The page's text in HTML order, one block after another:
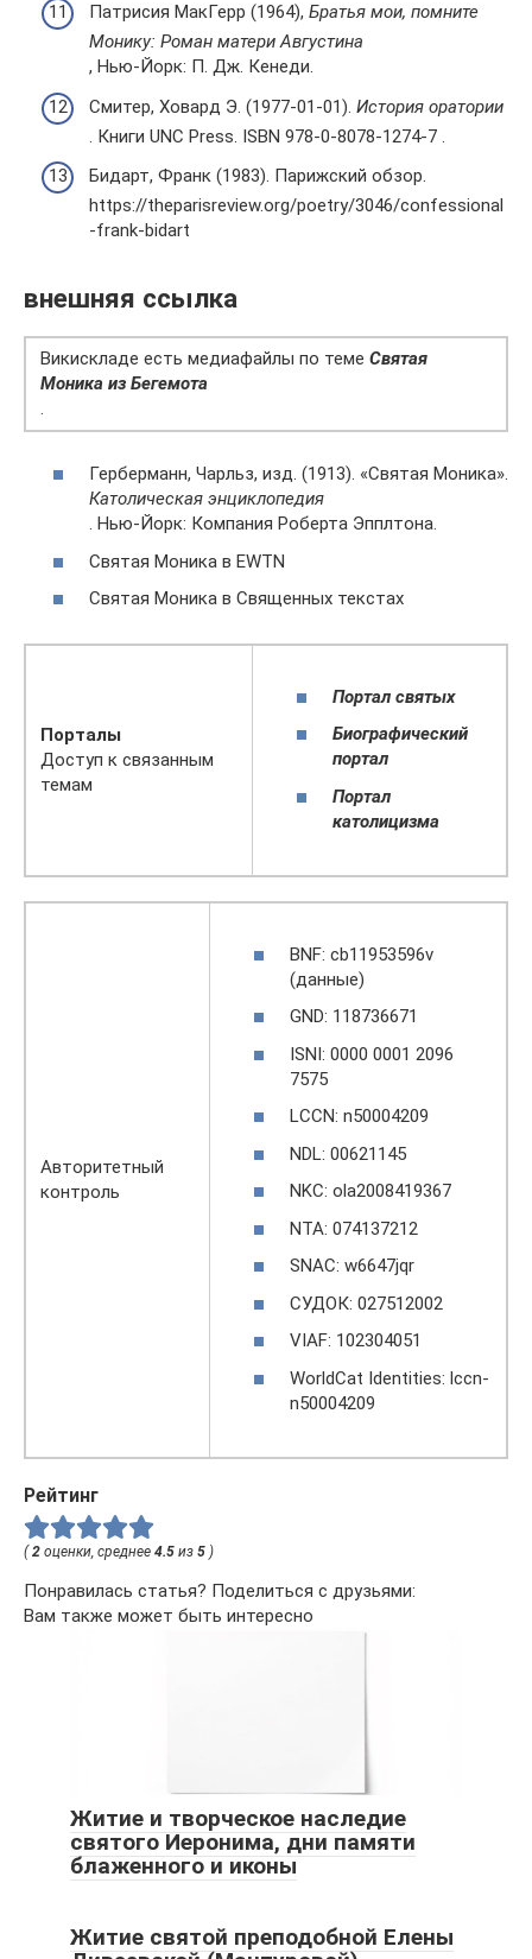
Патрисия МакГерр (1964), Братья мои, помните
Монику: Роман матери Августина
, Нью-Йорк: П. Дж. Кенеди.
Смитер, Ховард Э. (1977-01-01). История оратории
. Книги UNC Press. ISBN 978-0-8078-1274-7 .
Бидарт, Франк (1983). Парижский обзор.
https://theparisreview.org/poetry/3046/confessional
-frank-bidart
внешняя ссылка
Викискладе есть медиафайлы по теме Святая
Моника из Бегемота
.
Герберманн, Чарльз, изд. (1913). «Святая Моника».
Католическая энциклопедия
. Нью-Йорк: Компания Роберта Эпплтона.
Святая Моника в EWTN
Святая Моника в Священных текстах
Порталы
Доступ к связанным
темам
Портал святых
Биографический
портал
Портал
католицизма
Авторитетный
контроль
BNF: cb11953596v
(данные)
GND: 118736671
ISNI: 0000 0001 2096
7575
LCCN: n50004209
NDL: 00621145
NKC: ola2008419367
NTA: 074137212
SNAC: w6647jqr
СУДОК: 027512002
VIAF: 102304051
WorldCat Identities: lccn-
n50004209
Рейтинг
( 2 оценки, среднее 4.5 из 5 )
Понравилась статья? Поделиться с друзьями:
Вам также может быть интересно
Житие и творческое наследие
святого Иеронима, дни памяти
блаженного и иконы
Житие святой преподобной Елены